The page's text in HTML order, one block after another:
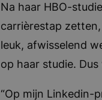
Na haar HBO-
carrièrestap
leuk, afwisselend
op haar studie.
“Op mijn Linkedin-